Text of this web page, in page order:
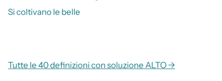
Si coltivano le belle
Tutte le 40 definizioni con soluzione ALTO →